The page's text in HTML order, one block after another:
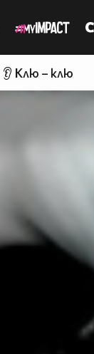
👂 Клю – клю